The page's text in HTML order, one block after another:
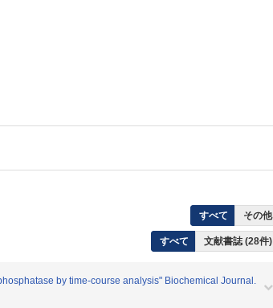
すべて その他
すべて 文献書誌 (28件)
by time-course analysis" Biochemical Journal.